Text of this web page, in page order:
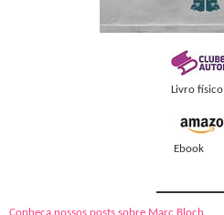
Livro físico
Ebook